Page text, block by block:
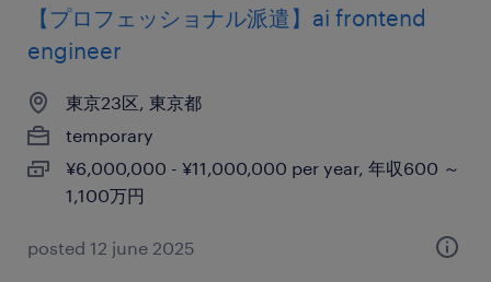
【プロフェッショナル派遣】ai frontend
engineer
東京23区, 東京都
temporary
¥6,000,000 - ¥11,000,000 per year, 年収600 ～
1,100万円
posted 12 june 2025